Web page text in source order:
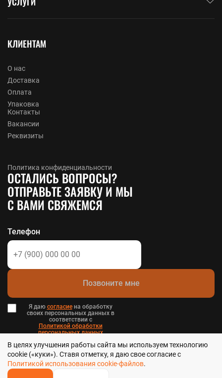
КЛИЕНТАМ
О нас
Доставка
Оплата
Упаковка
Контакты
Вакансии
Реквизиты
Политика конфиденциальности
ОСТАЛИСЬ ВОПРОСЫ?
ОТПРАВЬТЕ ЗАЯВКУ И МЫ
С ВАМИ СВЯЖЕМСЯ
Телефон
Позвоните мне
Я даю согласиена обработку
своих персональных данных в
соответствии с
Политикой обработки
персональных данных
Пользовательским соглашением .
В целях улучшения работы сайта мы используем технологию
cookie («куки»). Ставя отметку, я даю свое согласие с
Политикой использования cookie-файлов.